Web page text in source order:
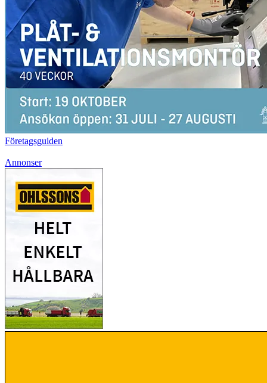
Företagsguiden
Annonser